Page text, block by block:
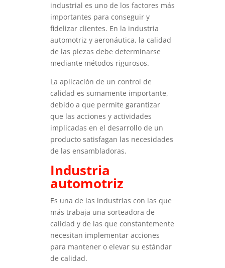
industrial es uno de los factores más
importantes para conseguir y
fidelizar clientes. En la industria
automotriz y aeronáutica, la calidad
de las piezas debe determinarse
mediante métodos rigurosos.
La aplicación de un control de
calidad es sumamente importante,
debido a que permite garantizar
que las acciones y actividades
implicadas en el desarrollo de un
producto satisfagan las necesidades
de las ensambladoras.
Industria
automotriz
Es una de las industrias con las que
más trabaja una sorteadora de
calidad y de las que constantemente
necesitan implementar acciones
para mantener o elevar su estándar
de calidad.